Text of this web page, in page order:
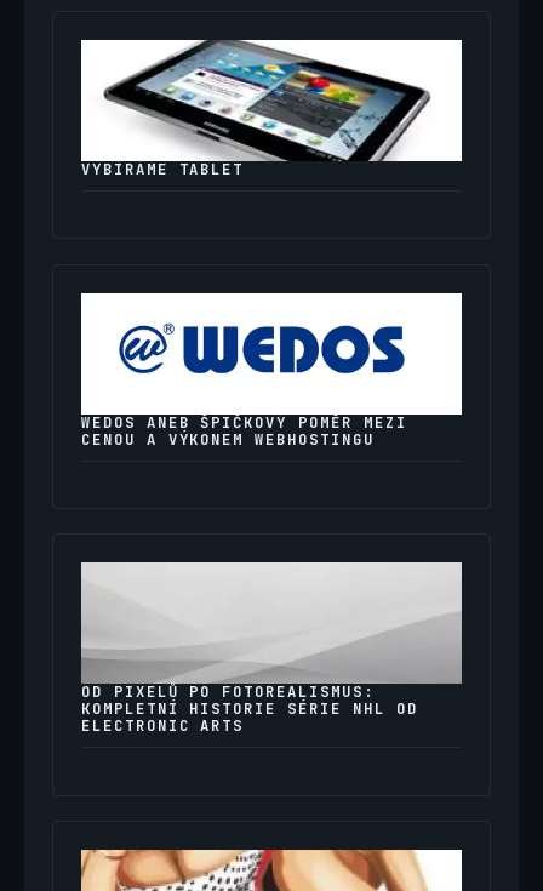
VYBÍRÁME TABLET
WEDOS ANEB ŠPIČKOVÝ POMĚR MEZI
CENOU A VÝKONEM WEBHOSTINGU
OD PIXELŮ PO FOTOREALISMUS:
KOMPLETNÍ HISTORIE SÉRIE NHL OD
ELECTRONIC ARTS